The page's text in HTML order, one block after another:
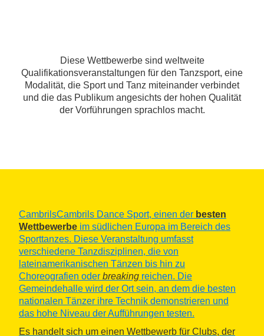
Diese Wettbewerbe sind weltweite
Qualifikationsveranstaltungen für den Tanzsport, eine
Modalität, die Sport und Tanz miteinander verbindet
und die das Publikum angesichts der hohen Qualität
der Vorführungen sprachlos macht.
CambrilsCambrils Dance Sport, einen der besten
Wettbewerbe im südlichen Europa im Bereich des
Sporttanzes. Diese Veranstaltung umfasst
verschiedene Tanzdisziplinen, die von
lateinamerikanischen Tänzen bis hin zu
Choreografien oder breaking reichen. Die
Gemeindehalle wird der Ort sein, an dem die besten
nationalen Tänzer ihre Technik demonstrieren und
das hohe Niveau der Aufführungen testen.
Es handelt sich um einen Wettbewerb für Clubs, der